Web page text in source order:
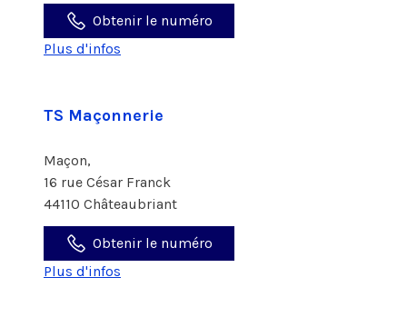
Obtenir le numéro
Plus d'infos
TS Maçonnerie
Maçon,
16 rue César Franck
44110 Châteaubriant
Obtenir le numéro
Plus d'infos